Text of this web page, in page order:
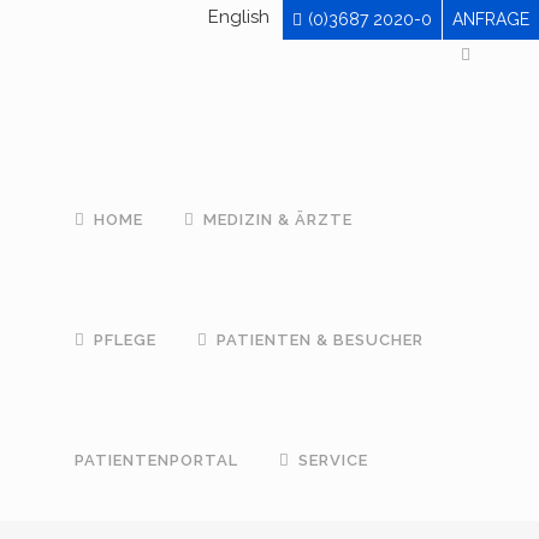
English (0)3687 2020-0 ANFRAGE
HOME MEDIZIN & ÄRZTE
PFLEGE PATIENTEN & BESUCHER
PATIENTENPORTAL SERVICE